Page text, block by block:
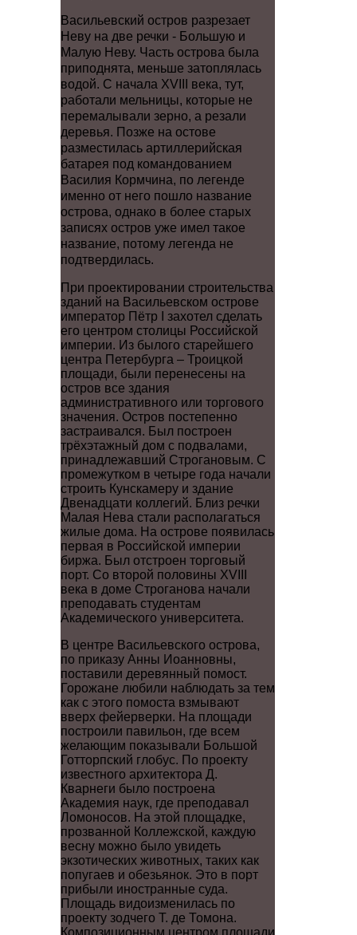
Васильевский остров разрезает
Неву на две речки - Большую и
Малую Неву. Часть острова была
приподнята, меньше затоплялась
водой. С начала XVIII века, тут,
работали мельницы, которые не
перемалывали зерно, а резали
деревья. Позже на остове
разместилась артиллерийская
батарея под командованием
Василия Кормчина, по легенде
именно от него пошло название
острова, однако в более старых
записях остров уже имел такое
название, потому легенда не
подтвердилась.
При проектировании строительства
зданий на Васильевском острове
император Пётр I захотел сделать
его центром столицы Российской
империи. Из былого старейшего
центра Петербурга – Троицкой
площади, были перенесены на
остров все здания
административного или торгового
значения. Остров постепенно
застраивался. Был построен
трёхэтажный дом с подвалами,
принадлежавший Строгановым. С
промежутком в четыре года начали
строить Кунскамеру и здание
Двенадцати коллегий. Близ речки
Малая Нева стали располагаться
жилые дома. На острове появилась
первая в Российской империи
биржа. Был отстроен торговый
порт. Со второй половины XVIII
века в доме Строганова начали
преподавать студентам
Академического университета.
В центре Васильевского острова,
по приказу Анны Иоанновны,
поставили деревянный помост.
Горожане любили наблюдать за тем
как с этого помоста взмывают
вверх фейерверки. На площади
построили павильон, где всем
желающим показывали Большой
Готторпский глобус. По проекту
известного архитектора Д.
Кварнеги было построена
Академия наук, где преподавал
Ломоносов. На этой площадке,
прозванной Коллежской, каждую
весну можно было увидеть
экзотических животных, таких как
попугаев и обезьянок. Это в порт
прибыли иностранные суда.
Площадь видоизменилась по
проекту зодчего Т. де Томона.
Композиционным центром площади